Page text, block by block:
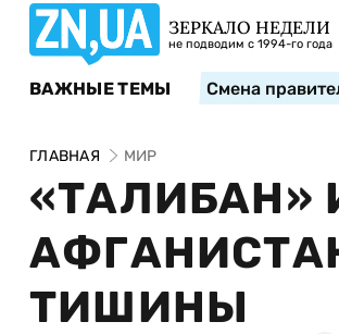
ЗЕРКАЛО НЕДЕЛИ
не подводим с 1994-го года
ВАЖНЫЕ ТЕМЫ Смена
ГЛАВНАЯ МИР
«ТАЛИБАН»
ТИШИНЫ